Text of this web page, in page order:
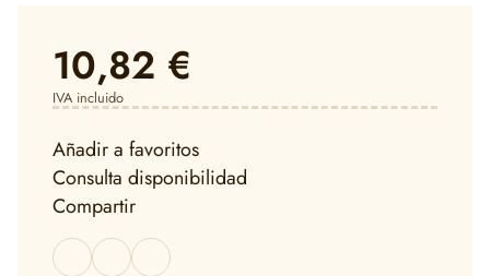
10,82 €
IVA incluido
Añadir a favoritos
Consulta disponibilidad
Compartir